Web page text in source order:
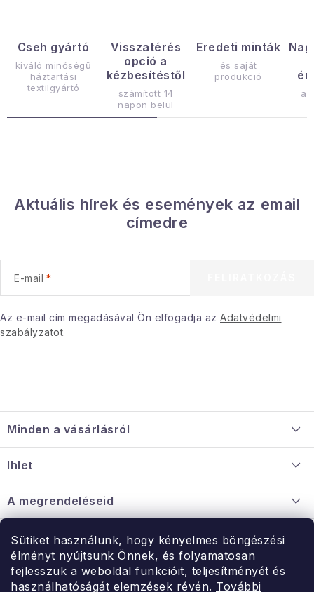
Sütiket használunk, hogy kényelmes böngészési
élményt nyújtsunk Önnek, és folyamatosan
fejlesszük a weboldal funkcióit, teljesítményét és
használhatóságát elemzések révén. További
Sport és szabadban
Gyermekeknek
Sziasztok, hív a nyár.
Karácsonyi esemény
Januári akció
Veľkoobchodná spolupráca
Érintkezés
Rólunk
Cseh gyártó
kiváló minőségű
háztartási
textilgyártó
Visszatérés
opció a
kézbesítéstől
számított 14
napon belül
Eredeti minták
és saját
produkció
Aktuális hírek és események az email
címedre
E-mail
Az e-mail cím megadásával Ön elfogadja az Adatvédelmi
szabályzatot.
á
b
é
c
Minden a vásárlásról
Információ a mellékletről
Nagykereskedelmi együttműködés
Ihlet
A megrendeléseid
Érintkezés
Rendelésem
Érintkezés
Hé-Pé: 9:00-15:00